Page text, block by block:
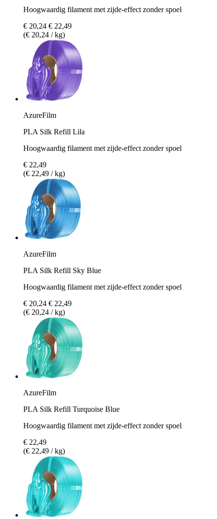
Hoogwaardig filament met zijde-effect zonder spoel
€ 20,24 € 22,49
(€ 20,24 / kg)
AzureFilm
PLA Silk Refill Lila
Hoogwaardig filament met zijde-effect zonder spoel
€ 22,49
(€ 22,49 / kg)
AzureFilm
PLA Silk Refill Sky Blue
Hoogwaardig filament met zijde-effect zonder spoel
€ 20,24 € 22,49
(€ 20,24 / kg)
AzureFilm
PLA Silk Refill Turquoise Blue
Hoogwaardig filament met zijde-effect zonder spoel
€ 22,49
(€ 22,49 / kg)